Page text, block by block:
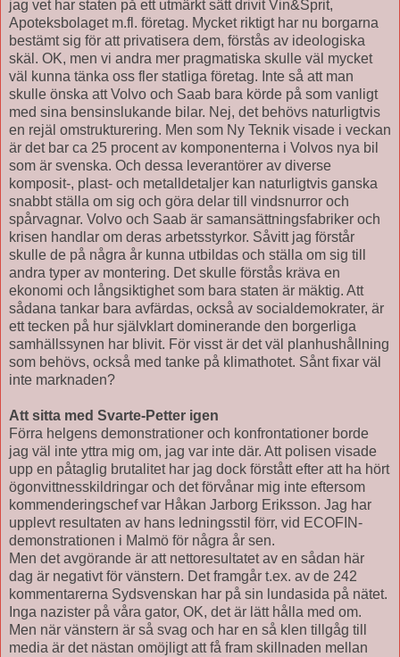
jag vet har staten på ett utmärkt sätt drivit Vin&Sprit,
Apoteksbolaget m.fl. företag. Mycket riktigt har nu borgarna
bestämt sig för att privatisera dem, förstås av ideologiska
skäl. OK, men vi andra mer pragmatiska skulle väl mycket
väl kunna tänka oss fler statliga företag. Inte så att man
skulle önska att Volvo och Saab bara körde på som vanligt
med sina bensinslukande bilar. Nej, det behövs naturligtvis
en rejäl omstrukturering. Men som Ny Teknik visade i veckan
är det bar ca 25 procent av komponenterna i Volvos nya bil
som är svenska. Och dessa leverantörer av diverse
komposit-, plast- och metalldetaljer kan naturligtvis ganska
snabbt ställa om sig och göra delar till vindsnurror och
spårvagnar. Volvo och Saab är samansättningsfabriker och
krisen handlar om deras arbetsstyrkor. Såvitt jag förstår
skulle de på några år kunna utbildas och ställa om sig till
andra typer av montering. Det skulle förstås kräva en
ekonomi och långsiktighet som bara staten är mäktig. Att
sådana tankar bara avfärdas, också av socialdemokrater, är
ett tecken på hur självklart dominerande den borgerliga
samhällssynen har blivit. För visst är det väl planhushållning
som behövs, också med tanke på klimathotet. Sånt fixar väl
inte marknaden?
Att sitta med Svarte-Petter igen
Förra helgens demonstrationer och konfrontationer borde
jag väl inte yttra mig om, jag var inte där. Att polisen visade
upp en påtaglig brutalitet har jag dock förstått efter att ha hört
ögonvittnesskildringar och det förvånar mig inte eftersom
kommenderingschef var Håkan Jarborg Eriksson. Jag har
upplevt resultaten av hans ledningsstil förr, vid ECOFIN-
demonstrationen i Malmö för några år sen.
Men det avgörande är att nettoresultatet av en sådan här
dag är negativt för vänstern. Det framgår t.ex. av de 242
kommentarerna Sydsvenskan har på sin lundasida på nätet.
Inga nazister på våra gator, OK, det är lätt hålla med om.
Men när vänstern är så svag och har en så klen tillgåg till
media är det nästan omöjligt att få fram skillnaden mellan